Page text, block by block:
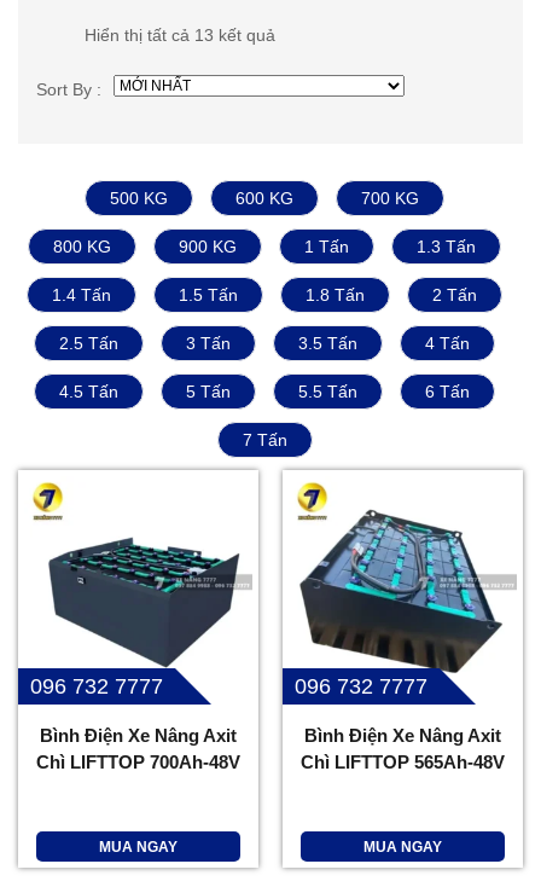
Hiển thị tất cả 13 kết quả
Sort By :
500 KG 600 KG 700 KG
800 KG 900 KG 1 Tấn 1.3 Tấn
1.4 Tấn 1.5 Tấn 1.8 Tấn 2 Tấn
2.5 Tấn 3 Tấn 3.5 Tấn 4 Tấn
4.5 Tấn 5 Tấn 5.5 Tấn 6 Tấn
7 Tấn
096 732 7777
Bình Điện Xe Nâng Axit
Chì LIFTTOP 700Ah-48V
MUA NGAY
096 732 7777
Bình Điện Xe Nâng Axit
Chì LIFTTOP 565Ah-48V
MUA NGAY